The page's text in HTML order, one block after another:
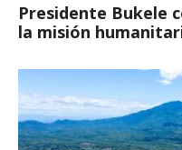
Presidente Bukele
la misión